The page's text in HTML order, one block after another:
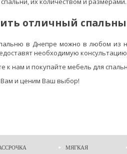
отличный
в Днепре можно в любом из
необходимую
к нам и покупайте мебель для
и ценим Ваш выбор!
МЯГКАЯ